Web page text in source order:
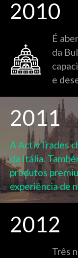
2010
É
da
e
2011
A ActivTrades
da Itália.
produtos
experiência de
2012
Três